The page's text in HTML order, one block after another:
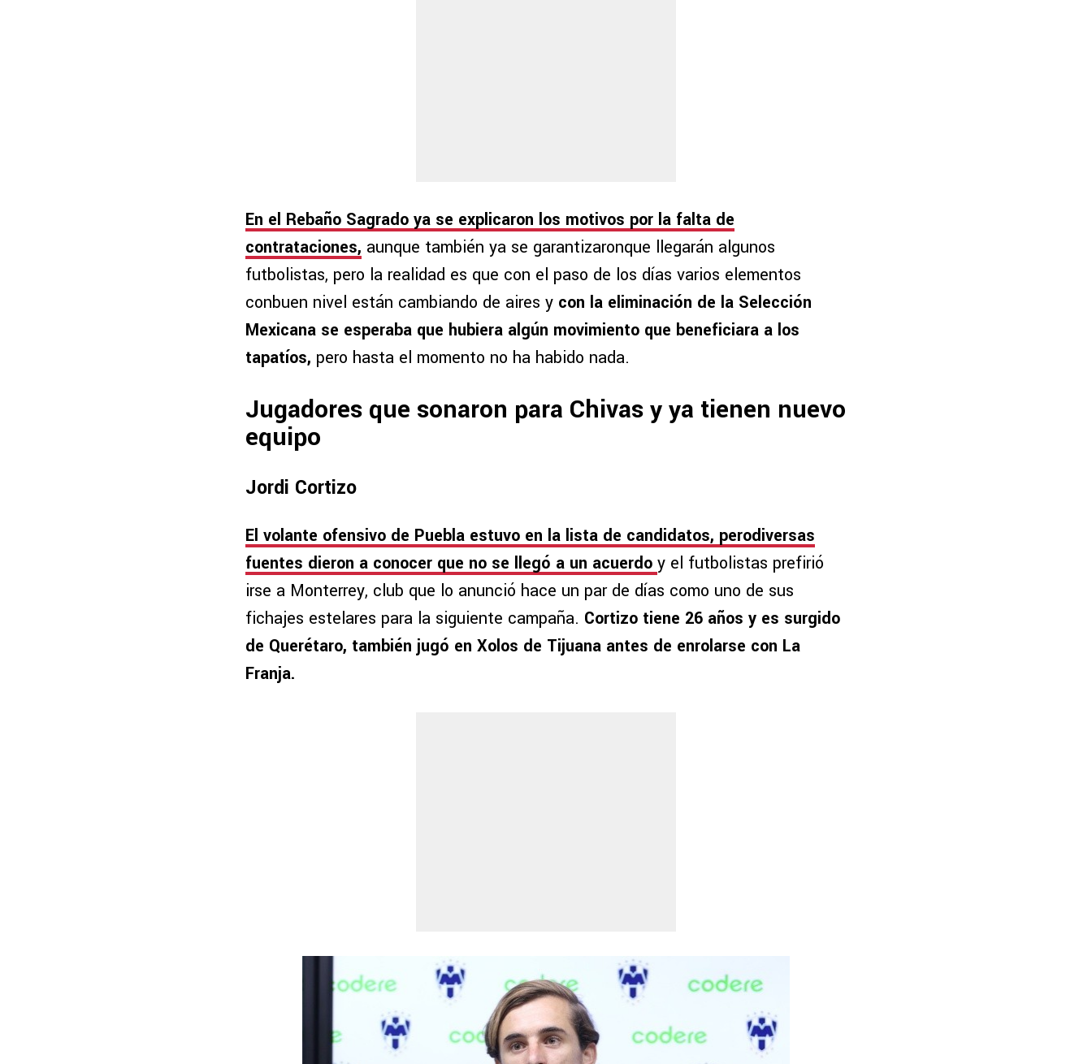
En el Rebaño Sagrado ya se explicaron los motivos por la falta de
contrataciones, aunque también ya se garantizaronque llegarán algunos
futbolistas, pero la realidad es que con el paso de los días varios elementos
conbuen nivel están cambiando de aires y con la eliminación de la Selección
Mexicana se esperaba que hubiera algún movimiento que beneficiara a los
tapatíos, pero hasta el momento no ha habido nada.
Jugadores que sonaron para Chivas y ya tienen nuevo
equipo
Jordi Cortizo
El volante ofensivo de Puebla estuvo en la lista de candidatos, perodiversas
fuentes dieron a conocer que no se llegó a un acuerdo y el futbolistas prefirió
irse a Monterrey, club que lo anunció hace un par de días como uno de sus
fichajes estelares para la siguiente campaña. Cortizo tiene 26 años y es surgido
de Querétaro, también jugó en Xolos de Tijuana antes de enrolarse con La
Franja.